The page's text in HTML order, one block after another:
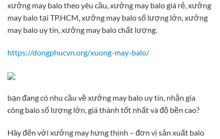
xưởng may balo theo yêu cầu, xưởng may balo giá rẻ, xưởng
may balo tại TP.HCM, xưởng may balo số lượng lớn, xưởng
may balo uy tín, xưởng may balo chất lượng.
https://dongphucvn.org/xuong-may-balo/
bạn đang có nhu cầu về xưởng may balo uy tín, nhận gia
công balo số lượng lớn, giá thành tốt nhất và độ bền cao?
Hãy đến với xưởng may hưng thịnh – đơn vị sản xuất balo